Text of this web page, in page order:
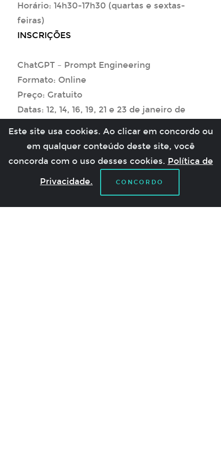
Horário: 14h30-17h30 (quartas e sextas-
feiras)
INSCRIÇÕES
ChatGPT – Prompt Engineering
Formato: Online
Preço: Gratuito
Datas: 12, 14, 16, 19, 21 e 23 de janeiro de
INSCRIÇÕES
Este site usa cookies. Ao clicar em concordo ou
em qualquer conteúdo deste site, você
concorda com o uso desses cookies. Política de
Privacidade.
CONCORDO